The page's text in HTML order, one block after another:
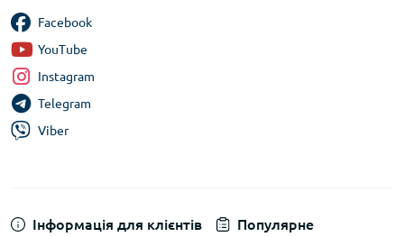
Інформація для клієнтів Популярне
Facebook
YouTube
Instagram
Telegram
Viber